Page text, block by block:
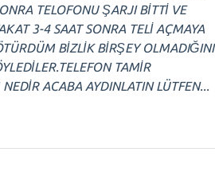
TELOFONU ŞARJI BİTTİ VE
3-4 SAAT SONRA TELİ AÇMAYA
BİZLİK BİRŞEY OLMADIĞINI
TAMİR
ACABA AYDINLATIN LÜTFEN...